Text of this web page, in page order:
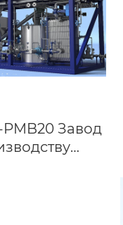
PMB20 Завод